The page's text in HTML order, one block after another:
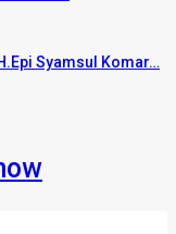
Syamsul Komar…